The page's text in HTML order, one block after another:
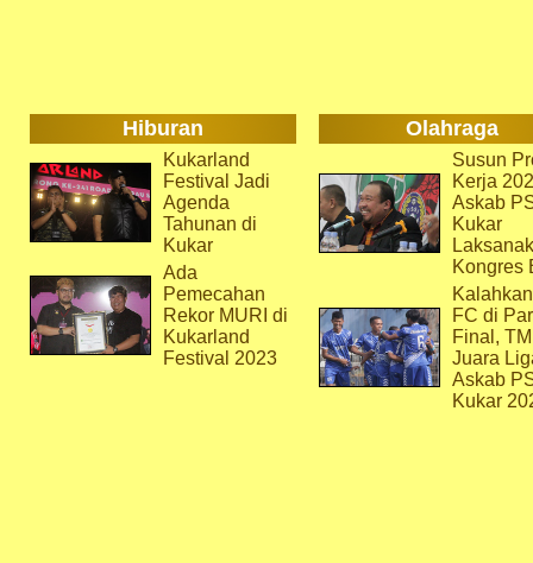
Hiburan Olahraga
Kukarland
Festival Jadi
Agenda
Tahunan di
Kukar
Ada
Pemecahan
Rekor MURI di
Kukarland
Festival 2023
Susun
Kerja
Askab
Kukar
Kongres
FC di
Final,
Juara
Askab
Kukar